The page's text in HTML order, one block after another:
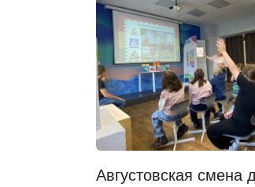
Августовская смена